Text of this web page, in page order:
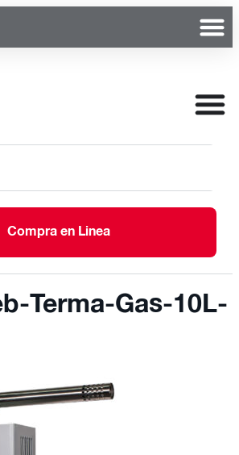
Compra en Linea
Terma-Gas-10L-